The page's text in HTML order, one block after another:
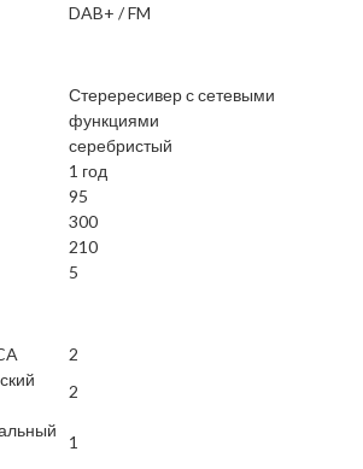
DAB+ / FM
Стерересивер с сетевыми
функциями
серебристый
1 год
95
300
210
5
2
2
1